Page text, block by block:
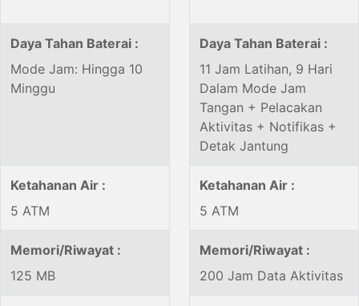
Daya Tahan Baterai :
Mode Jam: Hingga 10
Minggu
Daya Tahan Baterai :
11 Jam Latihan, 9 Hari
Dalam Mode Jam
Tangan + Pelacakan
Aktivitas + Notifikas +
Detak Jantung
Ketahanan Air :
5 ATM
Ketahanan Air :
5 ATM
Memori/Riwayat :
125 MB
Memori/Riwayat :
200 Jam Data Aktivitas